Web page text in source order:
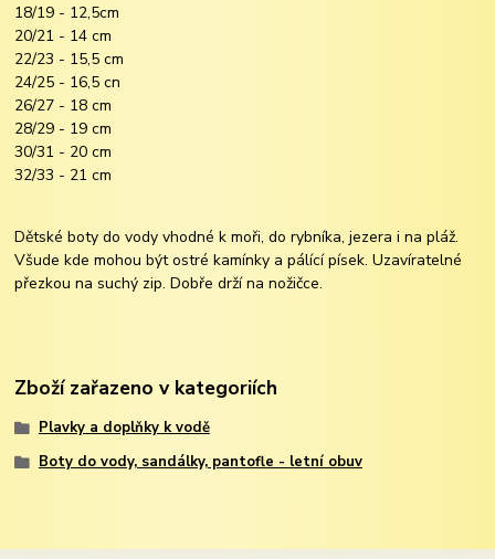
18/19 - 12,5cm
20/21 - 14 cm
22/23 - 15,5 cm
24/25 - 16,5 cn
26/27 - 18 cm
28/29 - 19 cm
30/31 - 20 cm
32/33 - 21 cm
Dětské boty do vody vhodné k moři, do rybníka, jezera i na pláž.
Všude kde mohou být ostré kamínky a pálící písek. Uzavíratelné
přezkou na suchý zip. Dobře drží na nožičce.
Zboží zařazeno v kategoriích
Plavky a doplňky k vodě
Boty do vody, sandálky, pantofle - letní obuv